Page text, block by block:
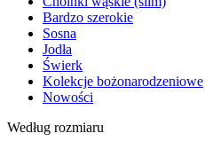
Bardzo szerokie
Sosna
Jodła
Świerk
Kolekcje bożonarodzeniowe
Nowości
Według rozmiaru